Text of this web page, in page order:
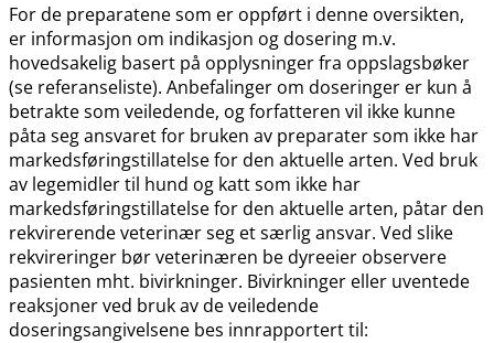
For de preparatene som er oppført i denne oversikten,
er informasjon om indikasjon og dosering m.v.
hovedsakelig basert på opplysninger fra oppslagsbøker
(se referanseliste). Anbefalinger om doseringer er kun å
betrakte som veiledende, og forfatteren vil ikke kunne
påta seg ansvaret for bruken av preparater som ikke har
markedsføringstillatelse for den aktuelle arten. Ved bruk
av legemidler til hund og katt som ikke har
markedsføringstillatelse for den aktuelle arten, påtar den
rekvirerende veterinær seg et særlig ansvar. Ved slike
rekvireringer bør veterinæren be dyreeier observere
pasienten mht. bivirkninger. Bivirkninger eller uventede
reaksjoner ved bruk av de veiledende
doseringsangivelsene bes innrapportert til: